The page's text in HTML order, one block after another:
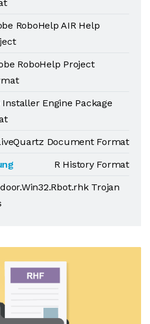
RoboHelp AIR Help
RoboHelp Project
Installer Engine Package
Document Format
R History Format
Trojan